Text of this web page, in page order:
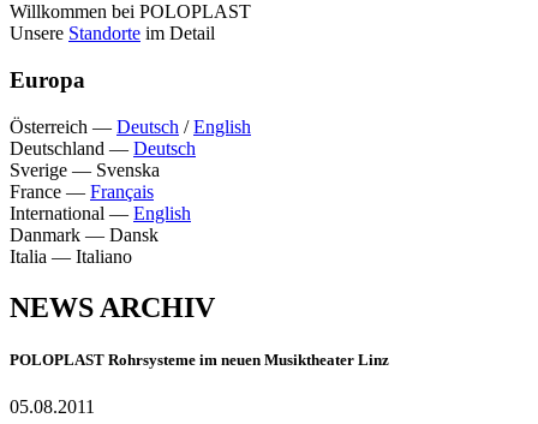
Willkommen bei POLOPLAST
Unsere Standorte im Detail
Europa
Österreich — Deutsch /English
Deutschland — Deutsch
Sverige — Svenska
France — Français
International — English
Danmark — Dansk
Italia — Italiano
NEWS ARCHIV
POLOPLAST Rohrsysteme im neuen Musiktheater Linz
05.08.2011